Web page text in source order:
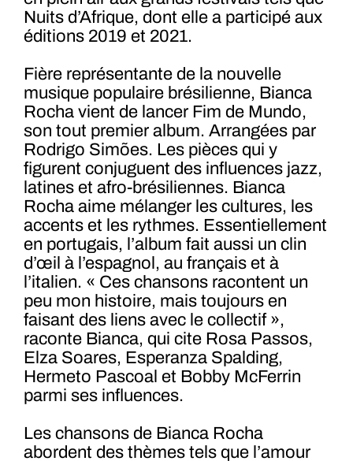
Nuits d’Afrique, dont elle a participé aux
éditions 2019 et 2021.
Fière représentante de la nouvelle
musique populaire brésilienne, Bianca
Rocha vient de lancer Fim de Mundo,
son tout premier album. Arrangées par
Rodrigo Simões. Les pièces qui y
figurent conjuguent des influences jazz,
latines et afro-brésiliennes. Bianca
Rocha aime mélanger les cultures, les
accents et les rythmes. Essentiellement
en portugais, l’album fait aussi un clin
d’œil à l’espagnol, au français et à
l’italien. « Ces chansons racontent un
peu mon histoire, mais toujours en
faisant des liens avec le collectif »,
raconte Bianca, qui cite Rosa Passos,
Elza Soares, Esperanza Spalding,
Hermeto Pascoal et Bobby McFerrin
parmi ses influences.
Les chansons de Bianca Rocha
abordent des thèmes tels que l’amour